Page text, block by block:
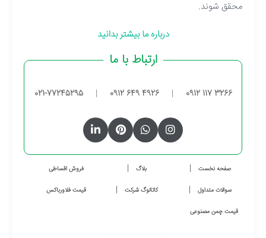
محقق شوند.
درباره ما بیشتر بدانید
ارتباط با ما
0912 117 3266
|
0912 649 4926
|
021-77245295
صفحه نخست بلاگ فروش اقساطی
سوالات متداول کاتالوگ شرکت قیمت فلاورباکس
قیمت چمن مصنوعی